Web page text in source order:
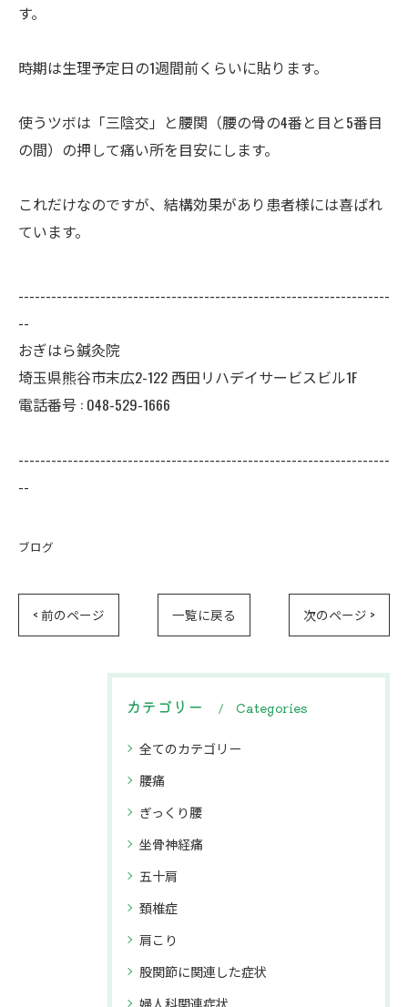
す。
時期は生理予定日の1週間前くらいに貼ります。
使うツボは「三陰交」と腰関（腰の骨の4番と目と5番目
の間）の押して痛い所を目安にします。
これだけなのですが、結構効果があり患者様には喜ばれ
ています。
--------------------------------------------------------------------
--
おぎはら鍼灸院
埼玉県熊谷市末広2-122 西田リハデイサービスビル1F
電話番号 : 048-529-1666
--------------------------------------------------------------------
--
ブログ
< 前のページ 一覧に戻る 次のページ >
カテゴリー Categories
全てのカテゴリー
腰痛
ぎっくり腰
坐骨神経痛
五十肩
頚椎症
肩こり
股関節に関連した症状
婦人科関連症状